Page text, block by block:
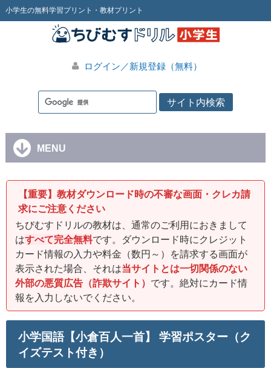
小学生の無料学習プリント・教材プリント
ログイン／新規登録（無料）
MENU
【重要】教材ダウンロード時の不審な画面・クレカ請
求にご注意ください
ちびむすドリルの教材は、通常のご利用におきまして
はすべて完全無料です。ダウンロード時にクレジット
カード情報の入力や料金（数円～）を請求する画面が
表示された場合、それは当サイトとは一切関係のない
外部の悪質広告（詐欺サイト） です。絶対にカード情
報を入力しないでください。
小学国語【小倉百人一首】 学習ポスター（ク
イズテスト付き）